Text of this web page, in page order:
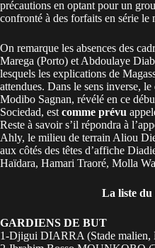
précautions en optant pour un
confronté à des forfaits en série le
On remarque les absences des
Marega (Porto) et Abdoulaye
lesquels les explications de
attendues. Dans le sens inverse,
Modibo Sagnan, révélé en ce
Sociedad, est comme prévu
Reste à savoir s’il répondra à
Ahly, le milieu de terrain Aliou
aux côtés des têtes d’affiche
Haïdara, Hamari Traoré, Molla
La liste
GARDIENS DE BUT
1-Djigui DIARRA (Stade malien,